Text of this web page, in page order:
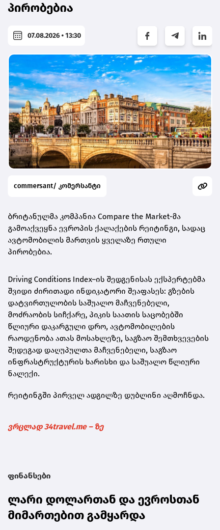
პირობებია
07.08.2026 • 13:30
commersant/ კომერსანტი
ბრიტანულმა კომპანია Compare the Market-მა
გამოაქვეყნა ევროპის ქალაქების რეიტინგი, სადაც
ავტომობილის მართვის ყველაზე რთული
პირობებია.
Driving Conditions Index–ის შედგენისას ექსპერტებმა
შვიდი ძირითადი ინდიკატორი შეაფასეს: გზების
დატვირთულობის საშუალო მაჩვენებელი,
მოძრაობის სიჩქარე, პიკის საათის საცობებში
წლიური დაკარგული დრო, ავტომობილების
რაოდენობა ათას მოსახლეზე, საგზაო შემთხვევების
შედეგად დაღუპულთა მაჩვენებელი, საგზაო
ინფრასტრუქტურის ხარისხი და საშუალო წლიური
ნალექი.
რეიტინგში პირველ ადგილზე დუბლინი აღმოჩნდა.
ვრცლად 34travel.me – ზე
ფინანსები
ლარი დოლართან და ევროსთან
მიმართებით გამყარდა